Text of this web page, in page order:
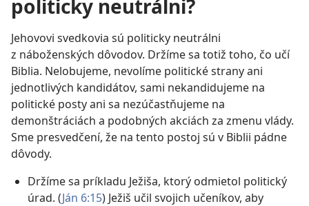
politicky neutrálni?
Jehovovi svedkovia sú politicky neutrálni
z náboženských dôvodov. Držíme sa totiž toho, čo učí
Biblia. Nelobujeme, nevolíme politické strany ani
jednotlivých kandidátov, sami nekandidujeme na
politické posty ani sa nezúčastňujeme na
demonštráciách a podobných akciách za zmenu vlády.
Sme presvedčení, že na tento postoj sú v Biblii pádne
dôvody.
Držíme sa príkladu Ježiša, ktorý odmietol politický
úrad. (Ján 6:15) Ježiš učil svojich učeníkov, aby